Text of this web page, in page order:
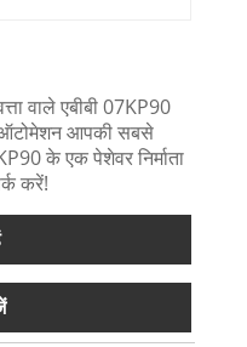
वाले एबीबी 07KP90
ऑटोमेशन आपकी सबसे
के एक पेशेवर निर्माता
करें!